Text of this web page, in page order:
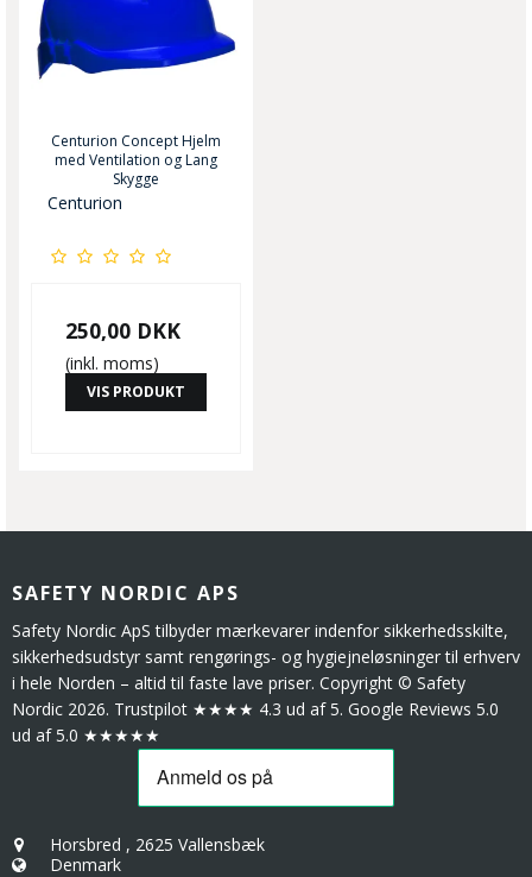
Centurion Concept Hjelm
med Ventilation og Lang
Skygge
Centurion
250,00 DKK
(inkl. moms)
VIS PRODUKT
SAFETY NORDIC APS
Safety Nordic ApS tilbyder mærkevarer indenfor sikkerhedsskilte,
sikkerhedsudstyr samt rengørings- og hygiejneløsninger til erhverv
i hele Norden – altid til faste lave priser. Copyright © Safety
Nordic 2026. Trustpilot ★★★★ 4.3 ud af 5. Google Reviews 5.0
ud af 5.0 ★★★★★
Horsbred , 2625 Vallensbæk
Denmark